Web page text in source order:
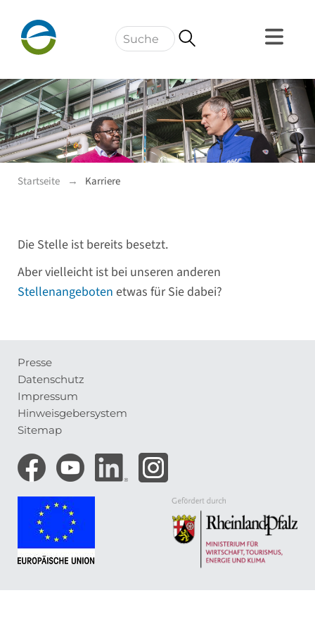
Navigation
Startseite Karriere
Die Stelle ist bereits besetzt.
Aber vielleicht ist bei unseren anderen
Stellenangeboten etwas für Sie dabei?
Meta-
Navigation
Presse
Datenschutz
Impressum
Hinweisgebersystem
Sitemap